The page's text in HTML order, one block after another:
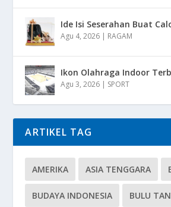
Ide Isi Seserahan Buat
Agu 4, 2026 | RAGAM
Ikon Olahraga Indoor
Agu 3, 2026 | SPORT
ARTIKEL TAG
AMERIKA ASIA TENGGARA
BUDAYA INDONESIA BULU